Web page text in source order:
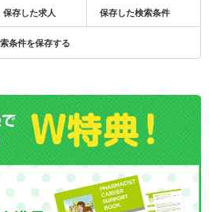
保存した求人 保存した検索条件
条件を保存する